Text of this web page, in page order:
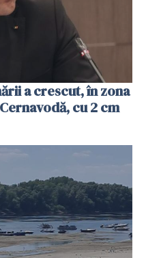
a crescut, în zona
cu 2 cm